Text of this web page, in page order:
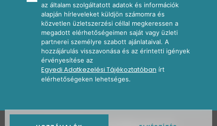
az általam szolgáltatott adatok és információk
alapján hírleveleket küldjön számomra és
közvetlen üzletszerzési céllal megkeressen a
megadott elérhetőségeimen saját vagy üzleti
partnerei személyre szabott ajánlataival. A
hozzájárulás visszavonása és az érintetti igények
érvényesítése az
Egyedi Adatkezelési Tájékoztatóban írt
elérhetőségeken lehetséges.